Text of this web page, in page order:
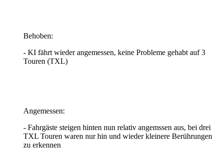
Behoben:
- KI fährt wieder angemessen, keine Probleme gehabt auf 3
Touren (TXL)
Angemessen:
- Fahrgäste steigen hinten nun relativ angemssen aus, bei drei
TXL Touren waren nur hin und wieder kleinere Berührungen
zu erkennen